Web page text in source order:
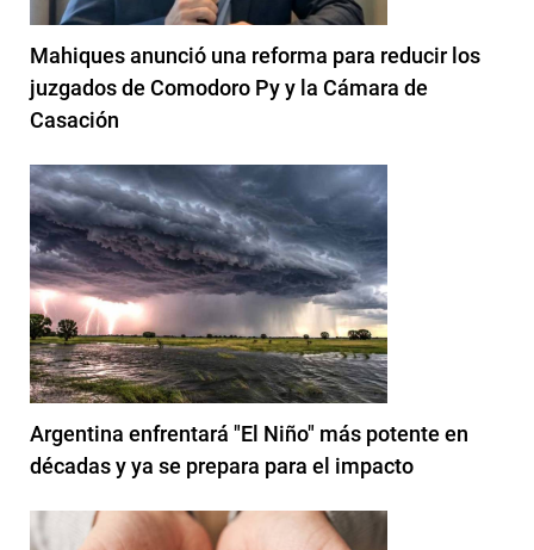
Mahiques anunció una reforma para reducir los
juzgados de Comodoro Py y la Cámara de
Casación
Argentina enfrentará "El Niño" más potente en
décadas y ya se prepara para el impacto